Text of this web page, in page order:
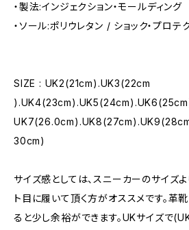
・製法:インジェクション・モールディング
・ソール:ポリウレタン / ショック・プロテ
SIZE : UK2(21cm).UK3(22cm
30cm)
サイズ感としては、スニーカーのサイズ
ト目に履いて頂く方がオススメです。革
ると少し余裕ができます。UKサイズで